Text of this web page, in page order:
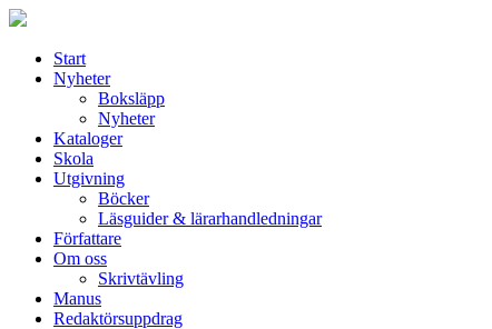
Start
Nyheter
Boksläpp
Nyheter
Kataloger
Skola
Utgivning
Böcker
Läsguider & lärarhandledningar
Författare
Om oss
Skrivtävling
Manus
Redaktörsuppdrag